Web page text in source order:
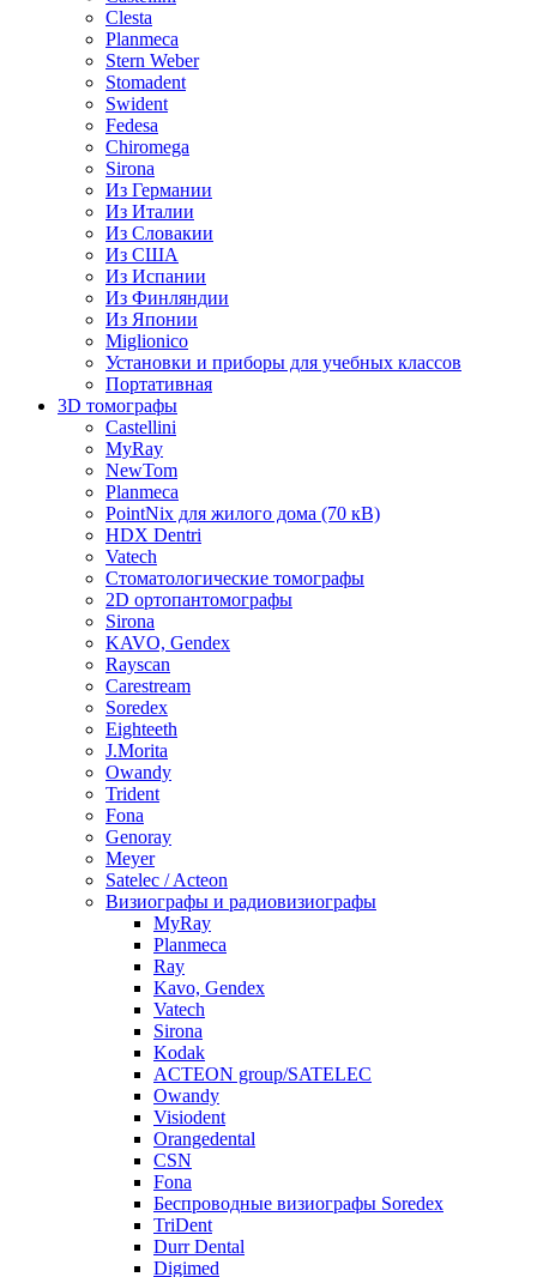
Clesta
Planmeca
Stern Weber
Stomadent
Swident
Fedesa
Chiromega
Sirona
Из Германии
Из Италии
Из Словакии
Из США
Из Испании
Из Финляндии
Из Японии
Miglionico
Установки и приборы для учебных классов
Портативная
3D томографы
Castellini
MyRay
NewTom
Planmeca
PointNix для жилого дома (70 кВ)
HDX Dentri
Vatech
Стоматологические томографы
2D ортопантомографы
Sirona
KAVO, Gendex
Rayscan
Carestream
Soredex
Eighteeth
J.Morita
Owandy
Trident
Fona
Genoray
Meyer
Satelec / Acteon
Визиографы и радиовизиографы
MyRay
Planmeca
Ray
Kavo, Gendex
Vatech
Sirona
Kodak
ACTEON group/SATELEC
Owandy
Visiodent
Orangedental
CSN
Fona
Беспроводные визиографы Soredex
TriDent
Durr Dental
Digimed